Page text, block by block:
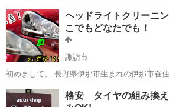
ビス工場』です。 当社では「汽車」の取り扱いはございません。 です
が「クルマ」の取扱いには自信がございます！ ご覧くださいましてあ
りがとうござい...
長野 松本市 車検 無料
ヘッドライトクリーニ
こでもどなたでも！
諏訪市
初めまして。 長野県伊那市生まれの伊那市在
ニングを主にやっているSTEPと申します。 ヘッドライトの黄ばみ・
くすみで悩んでいる方多いですよね？ 車検に通らないからと言われ車
長野 諏訪市 車検
格安 タイヤの組み換